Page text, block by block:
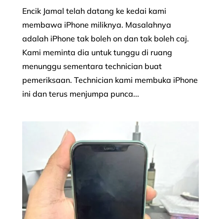
Encik Jamal telah datang ke kedai kami
membawa iPhone miliknya. Masalahnya
adalah iPhone tak boleh on dan tak boleh caj.
Kami meminta dia untuk tunggu di ruang
menunggu sementara technician buat
pemeriksaan. Technician kami membuka iPhone
ini dan terus menjumpa punca...